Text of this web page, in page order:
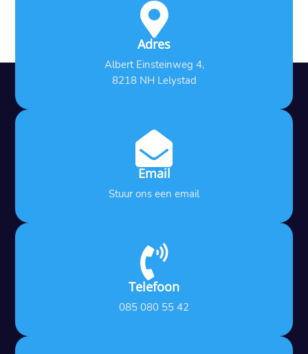

Adres
Albert Einsteinweg 4,
8218 NH Lelystad

Email
Stuur ons een email

Telefoon
085 080 55 42